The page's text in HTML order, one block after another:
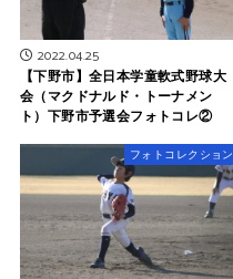
2022.04.25
【下野市】全日本学童軟式野球大
会（マクドナルド・トーナメン
ト）下野市予選会フォトコレ②
フォトコレクション